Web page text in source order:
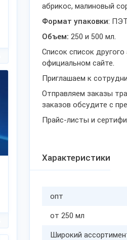
абрикос, малиновый
Формат упаковки:
Объем: 250 и 500 мл.
Список список
официальном сайте.
Приглашаем к
Отправляем заказы
заказов обсудите с
Прайс-листы и
Характеристики
опт
от 250 мл
Широкий